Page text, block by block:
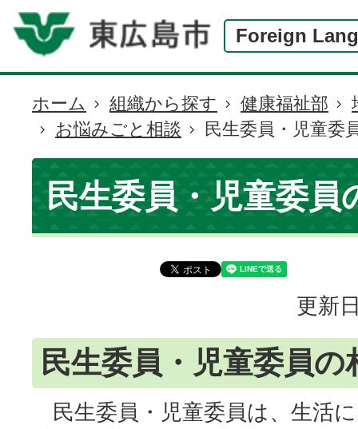
Foreign
現
在
の
位
置
ホーム 組織から探す 健康福祉部
お悩みごと相談
民生委員・児童委
民生委員・児童委員
更新
民生委員・児童委員の
民生委員・児童委員は、生活